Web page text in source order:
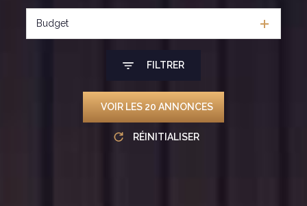
Budget
FILTRER
VOIR LES 20 ANNONCES
RÉINITIALISER